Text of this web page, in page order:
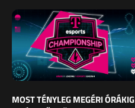
MOST TÉNYLEG MEGÉRI ÓRÁKIG